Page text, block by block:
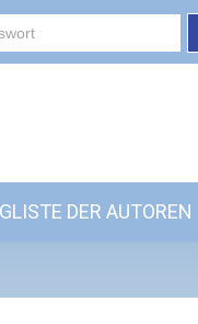
DER AUTOREN